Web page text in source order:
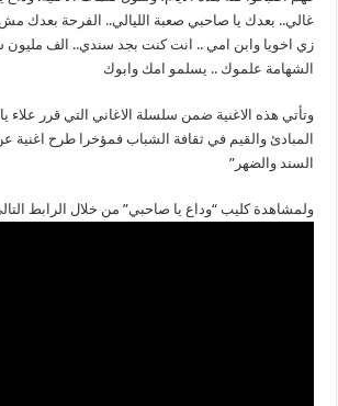
غالي.. بعدك يا صاحبي صعبة الليالي.. الفرحة بعدك
زي اخويا وابن امي .. انت كنت بجد سندي.. الف مليون
الشهامة علموك .. يسلمو امك وابوك
وتأتي هذه الاغنية ضمن سلسلة الاغاني التي قرر علاء
المبادئ والقيم في ثقافة الشباب فمؤخرا طرح اغنية عن
السند والضهر”
ولمشاهدة كليب “وداع يا صاحبي” من خلال الرابط